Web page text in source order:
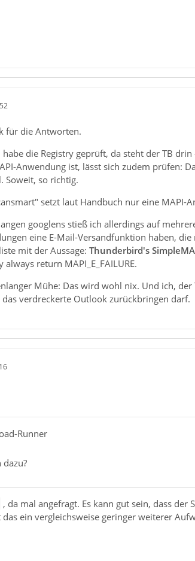
für die Antworten.
habe die Registry geprüft, da steht der TB
Anwendung ist, lässt sich zudem prüfen:
Soweit, so richtig.
setzt laut Handbuch nur eine MAPI-
googlens stieß ich allerdings auf
eine E-Mail-Versandfunktion haben,
mit der Aussage: Thunderbird's
always return MAPI_E_FAILURE.
Mühe: Das wird wohl nix. Und ich,
verdreckerte Outlook zurückbringen darf.
Runner
dazu?
, da mal angefragt. Es kann gut sein, dass
ein vergleichsweise geringer weiterer